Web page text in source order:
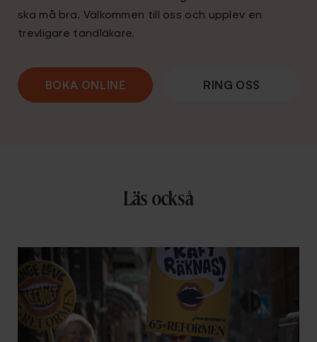
ska må bra. Välkommen till oss och upplev en
trevligare tandläkare.
BOKA ONLINE RING OSS
Läs också